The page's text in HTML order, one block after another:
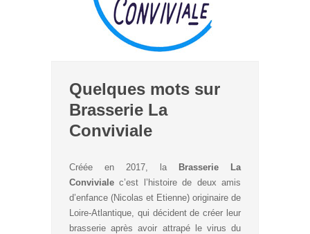
Quelques mots sur
Brasserie La
Conviviale
Créée en 2017, la
Brasserie La
Conviviale c’est l’histoire de deux amis
d’enfance (Nicolas et Etienne) originaire de
Loire-Atlantique, qui décident de créer leur
brasserie après avoir attrapé le virus du